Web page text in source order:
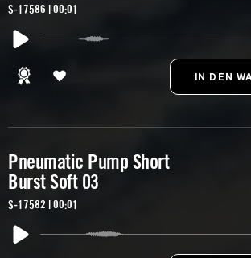
S-17586 | 00:01
Pneumatic Pump Short
Burst Soft 03
S-17582 | 00:01